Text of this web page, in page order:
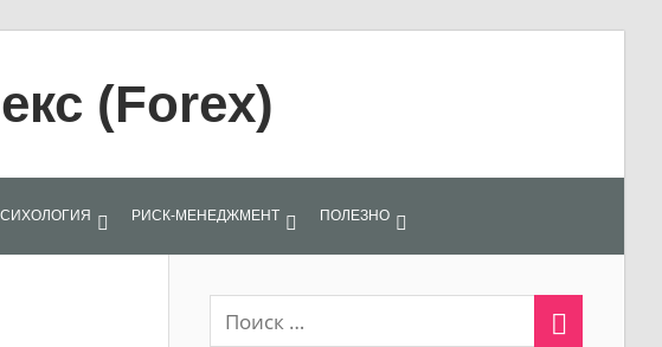
(Forex)
РИСК-МЕНЕДЖМЕНТ ПОЛЕЗНО